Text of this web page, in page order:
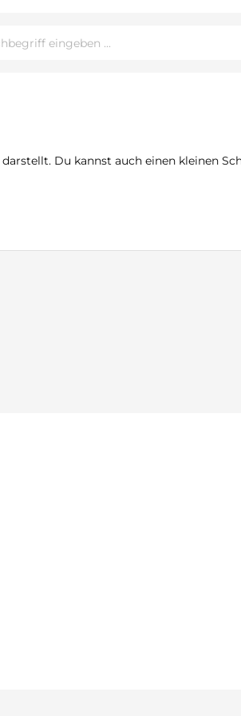
darstellt. Du kannst auch einen kleinen